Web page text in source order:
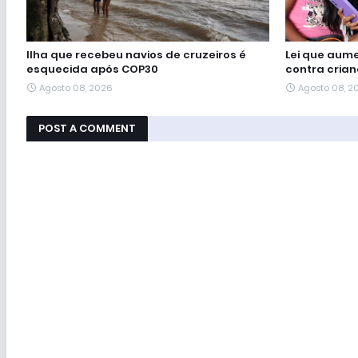
Ilha que recebeu navios de cruzeiros é
esquecida após COP30
Agosto 08, 2026
Lei que
contra
Agosto 08,
POST A COMMENT